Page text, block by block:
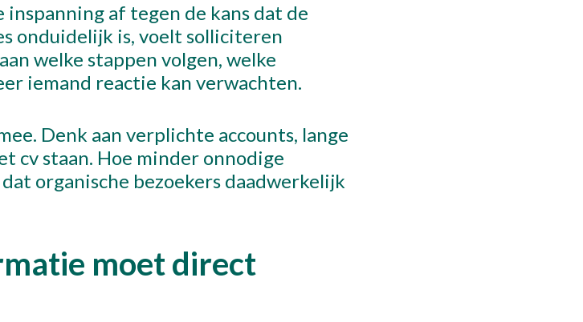
af tegen de kans dat de
onduidelijk is, voelt solliciteren
welke stappen volgen, welke
iemand reactie kan verwachten.
Denk aan verplichte accounts, lange
cv staan. Hoe minder onnodige
organische bezoekers daadwerkelijk
moet direct